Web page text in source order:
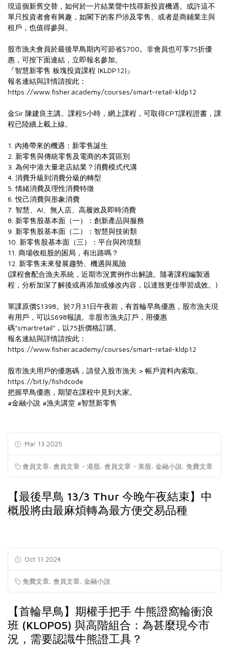
現這個新舊交替，如何於一片結業聲中找尋新投資機遇。或許這不
單只投資者會有興趣，如閣下的客戶涉及零售、或者是商鋪業主與
租戶，也值得參與。
股市漁夫會員於最後早鳥期內可節省$700。非會員也可享75折優
惠，可按下面連結，立即報名參加。
『智慧新零售 板塊投資課程 (KLDP12)』
報名連結與詳情請按此：
https://www.fisher.academy/courses/smart-retail-kldp12
金Sir 陳建良主講。課程5小時，網上課程，可取得CPT課程證書，課
程已陸續上載上線。
1. 內捲帶來的機遇：新零售誕生
2. 新零售與傳統零售及電商的本質區別
3. 為何中港大量老店結業？消費模式代溝
4. 消費升級到消費分級的轉型
5. 情緒消費及理性消費特徵
6. 悅己消費與形象消費
7. 智慧、AI、無人店、高履效及即時消費
8. 新零售股基本面（一）：創新產品與服務
9. 新零售股基本面（二）：智慧與技術類
10. 新零售股基本面（三）：平台與跨境類
11. 商場收租股的困局，有出路嗎？
12. 新零售未來發展趨勢、機遇與風險
(課程會配合漁夫系統，近期市況實例作出解讀。隨著課程編製過
程，分析加深了解後或再添加或修改內容，以達致更佳學習成效。)
單課原價$1398。於7月31日午夜前，有首輪早鳥優惠，股市漁夫現
有用戶，可以$698報讀。非股市漁夫訂戶，用優惠
碼"smartretail"，以75折價格訂購。
報名連結與詳情請按此：
https://www.fisher.academy/courses/smart-retail-kldp12
股市漁夫用戶的優惠碼，請登入股市漁夫 > 帳戶資料內索取。
https://bit.ly/fishdcode
把握早鳥優惠，期望在課程中見到大家。
#金融小說 #漁夫講堂 #智慧新零售
Mar 13 2025
會員文章, 會員文章 - 港股, 會員文章 - 美股, 金融小說, 免費文章
【最後早鳥 13/3 Thur 今晚午夜結束】中
概股將由最麻煩轉為最方便交易品種
Oct 11 2024
免費文章 會員文章 金融小說
【首輪早鳥】期權手把手 牛熊證窩輪衝浪
班 (KLOP05) 與高階組合：為甚麼現今市
況，需要認識牛熊證工具？